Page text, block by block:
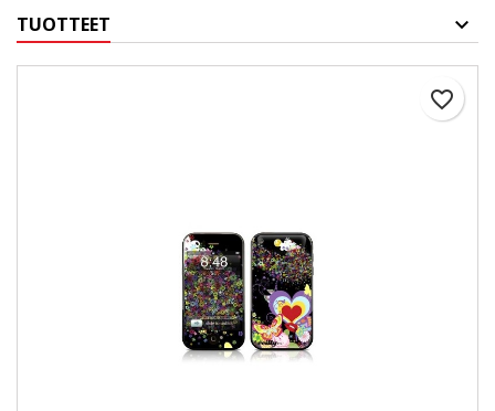
TUOTTEET
favorite_border